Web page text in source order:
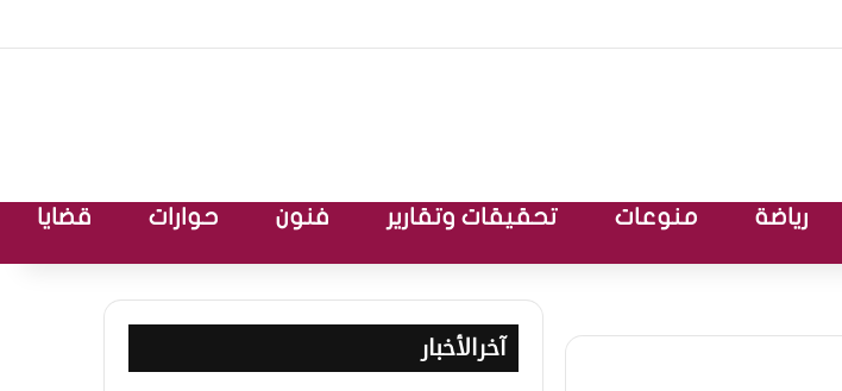
رياضة منوعات تحقيقات وتقارير فنون حوارات قضايا
آخرالأخبار